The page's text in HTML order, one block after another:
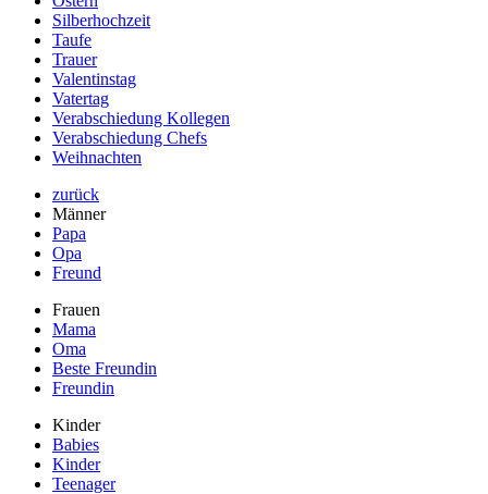
Silberhochzeit
Taufe
Trauer
Valentinstag
Vatertag
Verabschiedung Kollegen
Verabschiedung Chefs
Weihnachten
zurück
Männer
Papa
Opa
Freund
Frauen
Mama
Oma
Beste Freundin
Freundin
Kinder
Babies
Kinder
Teenager